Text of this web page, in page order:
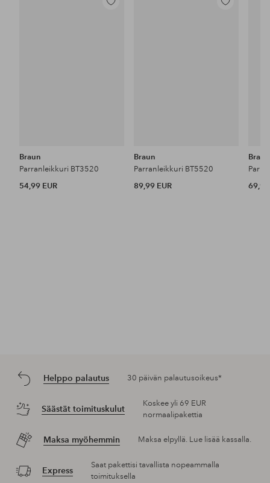
Lisää
Braun
Parranleikkuri BT3520
54,99 EUR
Lisää
Braun
Parranleikkuri BT5520
89,99 EUR
Braun
69,99
Helppo palautus 30 päivän palautusoikeus*
Säästät toimituskulut
Koskee yli 69 EUR
normaalipakettia
Maksa myöhemmin Maksa elpyllä. Lue lisää kassalla.
Express
Saat pakettisi tavallista nopeammalla
toimituksella